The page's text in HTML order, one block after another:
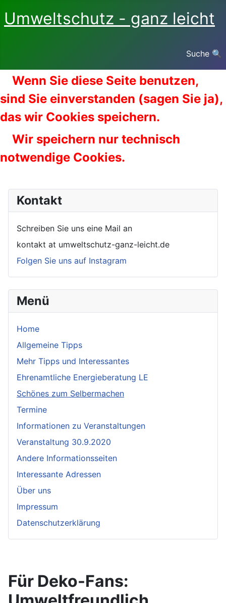
Umweltschutz - ganz leicht
Suche 🔍
Wenn Sie diese Seite benutzen,
sind Sie einverstanden (sagen Sie ja),
das wir Cookies speichern.
Wir speichern nur technisch
notwendige Cookies.
Kontakt
Schreiben Sie uns eine Mail an
kontakt at umweltschutz-ganz-leicht.de
Folgen Sie uns auf Instagram
Menü
Home
Allgemeine Tipps
Mehr Tipps und Interessantes
Ehrenamtliche Energieberatung LE
Schönes zum Selbermachen
Termine
Informationen zu Veranstaltungen
Veranstaltung 30.9.2020
Andere Informationsseiten
Interessante Adressen
Über uns
Impressum
Datenschutzerklärung
Für Deko-Fans: